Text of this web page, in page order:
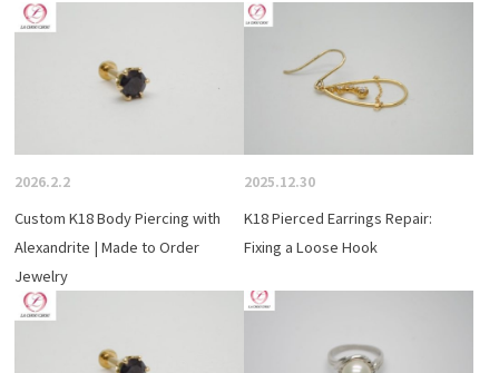
2026.2.2
Custom K18 Body Piercing with
Alexandrite | Made to Order
Jewelry
2025.12.30
K18 Pierced Earrings Repair:
Fixing a Loose Hook